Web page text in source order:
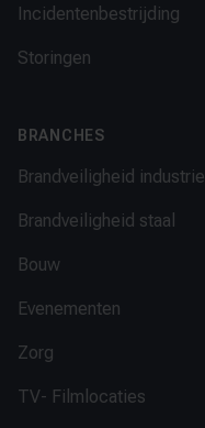
Incidentenbestrijding
Storingen
BRANCHES
Brandveiligheid industrie
Brandveiligheid staal
Bouw
Evenementen
Zorg
TV- Filmlocaties